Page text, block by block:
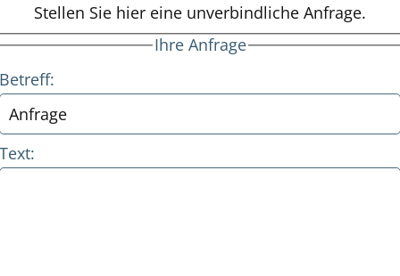
Stellen Sie hier eine unverbindliche Anfrage.
Ihre Anfrage
Betreff:
Text: